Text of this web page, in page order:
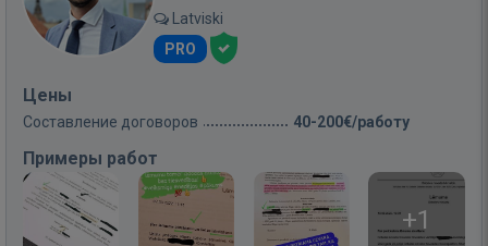
Latviski
PRO
Цены
Составление договоров 40-200€/работу
Примеры работ
+1